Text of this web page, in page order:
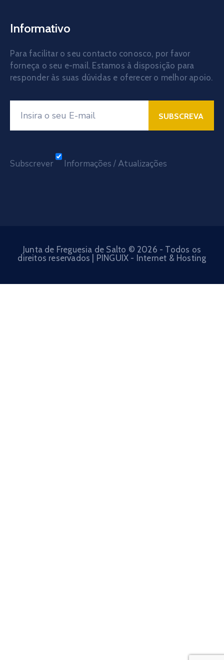
Informativo
Para facilitar o seu contacto conosco, por favor
forneça o seu e-mail. Estamos à disposição para
responder às suas dúvidas e oferecer o melhor apoio.
Subscrever Informações / Atualizações
Junta de Freguesia de Salto © 2026 - Todos os
direitos reservados | PINGUIX - Internet & Hosting